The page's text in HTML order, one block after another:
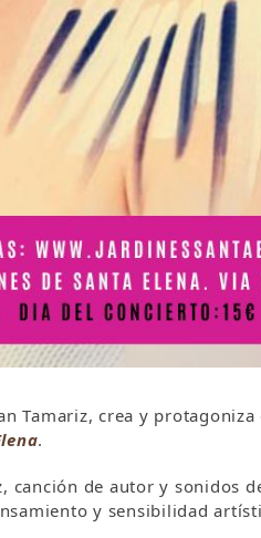
Tamariz, crea y
.
canción de autor y sonidos
y sensibilidad